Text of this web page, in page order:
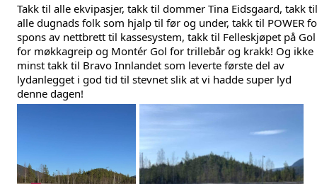
Takk til alle ekvipasjer, takk til dommer Tina Eidsgaard, takk til
alle dugnads folk som hjalp til før og under, takk til POWER
spons av nettbrett til kassesystem, takk til Felleskjøpet på Gol
for møkkagreip og Montér Gol for trillebår og krakk! Og ikke
minst takk til Bravo Innlandet som leverte første del av
lydanlegget i god tid til stevnet slik at vi hadde super lyd
denne dagen!